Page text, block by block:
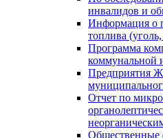
инвалидов и
Информация о
топлива
Программа
коммунальной
Предприятия
Отчет по
Общественные